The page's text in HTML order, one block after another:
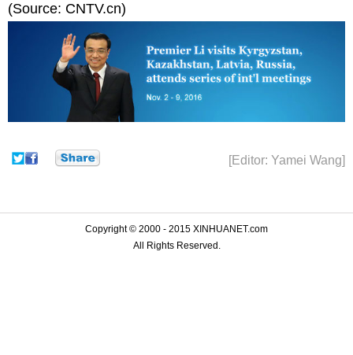
(Source: CNTV.cn)
[Editor: Yamei Wang]
Copyright © 2000 - 2015 XINHUANET.com
All Rights Reserved.